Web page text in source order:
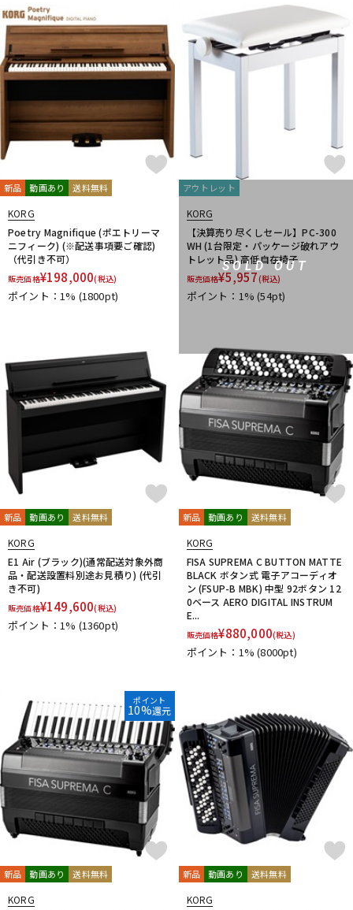
配信/ライブ機器 楽器アクセサリ
中古
新品 動画あり 送料無料
KORG
Poetry Magnifique (ポエトリーマ
ニフィーク) (※配送事項要ご確認)
（代引き不可）
販売価格¥198,000(税込)
ポイント：1% (1800pt)
SOLD OUT
アウトレット
KORG
【決算売り尽くしセール】PC-300
WH (1台限定・パッケージ破れアウ
トレット品) 高低自在椅子
販売価格¥5,957(税込)
ポイント：1%(54pt)
新品 動画あり 送料無料
KORG
E1 Air (ブラック)(通常配送対象外商
品・配送設置料別途お見積り) (代引
き不可)
販売価格¥149,600(税込)
ポイント：1% (1360pt)
新品 動画あり 送料無料
KORG
FISA SUPREMA C BUTTON MATTE
BLACK ボタン式 電子アコーディオ
ン (FSUP-B MBK) 中型 92ボタン 12
0ベース AERO DIGITAL INSTRUM
E...
販売価格¥880,000(税込)
ポイント：1%(8000pt)
ポイント
10%還元
新品 動画あり 送料無料
KORG
新品 動画あり 送料無料
KORG